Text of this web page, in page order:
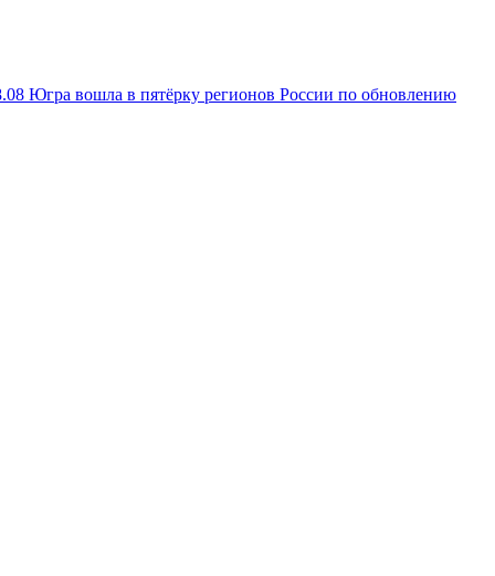
Югра вошла в пятёрку регионов России по обновлению